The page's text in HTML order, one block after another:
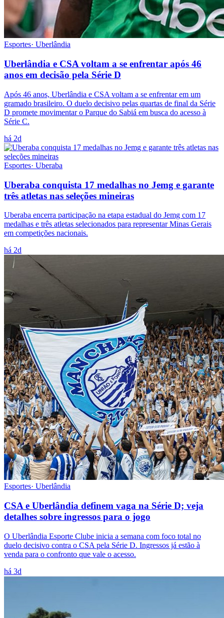
Esportes· Uberlândia
Uberlândia e CSA voltam a se enfrentar após 46
anos em decisão pela Série D
Após 46 anos, Uberlândia e CSA voltam a se enfrentar em um
gramado brasileiro. O duelo decisivo pelas quartas de final da Série
D promete movimentar o Parque do Sabiá em busca do acesso à
Série C.
há 2d
Esportes· Uberaba
Uberaba conquista 17 medalhas no Jemg e garante
três atletas nas seleções mineiras
Uberaba encerra participação na etapa estadual do Jemg com 17
medalhas e três atletas selecionados para representar Minas Gerais
em competições nacionais.
há 2d
Esportes· Uberlândia
CSA e Uberlândia definem vaga na Série D; veja
detalhes sobre ingressos para o jogo
O Uberlândia Esporte Clube inicia a semana com foco total no
duelo decisivo contra o CSA pela Série D. Ingressos já estão à
venda para o confronto que vale o acesso.
há 3d